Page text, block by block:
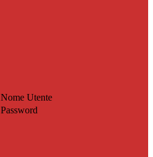
Nome Utente
Password